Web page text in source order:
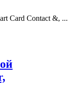
Card Contact &, ...